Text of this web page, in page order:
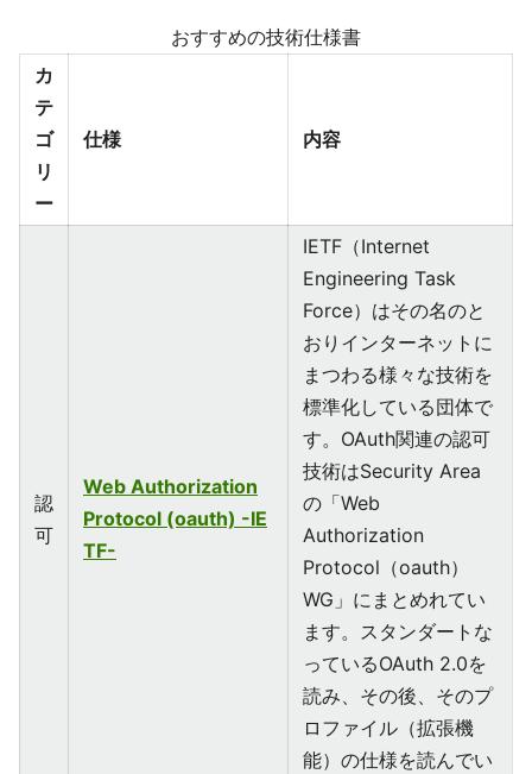
おすすめの技術仕様書
カ
テ
ゴ
リ
ー
仕様 内容
認
可
Web Authorization
Protocol (oauth) -IE
TF-
IETF（Internet
Engineering Task
Force）はその名のと
おりインターネットに
まつわる様々な技術を
標準化している団体で
す。OAuth関連の認可
技術はSecurity Area
の「Web
Authorization
Protocol（oauth）
WG」にまとめれてい
ます。スタンダートな
っているOAuth 2.0を
読み、その後、そのプ
ロファイル（拡張機
能）の仕様を読んでい